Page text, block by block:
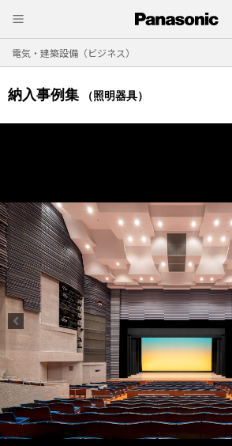
電気・建築設備（ビジネス）
納入事例集 （照明器具）